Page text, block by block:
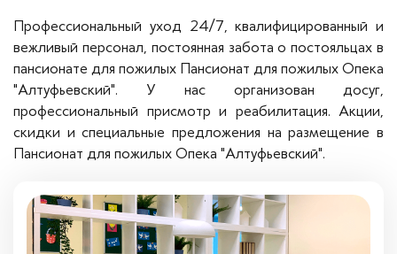
Хосписы
Как выбрать пансионат
Добавить пансионат
Вопросы — ответы
Профессиональный уход 24/7, квалифицированный и
вежливый персонал, постоянная забота о постояльцах в
пансионате для пожилых Пансионат для пожилых Опека
"Алтуфьевский". У нас организован досуг,
профессиональный присмотр и реабилитация. Акции,
скидки и специальные предложения на размещение в
Пансионат для пожилых Опека "Алтуфьевский".